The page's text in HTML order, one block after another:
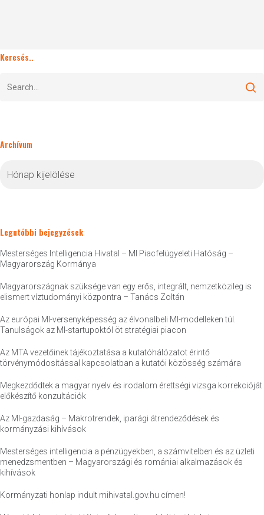
Keresés..
Archívum
Legutóbbi bejegyzések
Mesterséges Intelligencia Hivatal – MI Piacfelügyeleti Hatóság –
Magyarország Kormánya
Magyarországnak szüksége van egy erős, integrált, nemzetközileg is
elismert víztudományi központra – Tanács Zoltán
Az európai MI-versenyképesség az élvonalbeli MI-modelleken túl.
Tanulságok az MI-startupoktól öt stratégiai piacon
Az MTA vezetőinek tájékoztatása a kutatóhálózatot érintő
törvénymódosítással kapcsolatban a kutatói közösség számára
Megkezdődtek a magyar nyelv és irodalom érettségi vizsga korrekcióját
előkészítő konzultációk
Az MI-gazdaság – Makrotrendek, iparági átrendeződések és
kormányzási kihívások
Mesterséges intelligencia a pénzügyekben, a számvitelben és az üzleti
menedzsmentben – Magyarországi és romániai alkalmazások és
kihívások
Kormányzati honlap indult mihivatal.gov.hu címen!